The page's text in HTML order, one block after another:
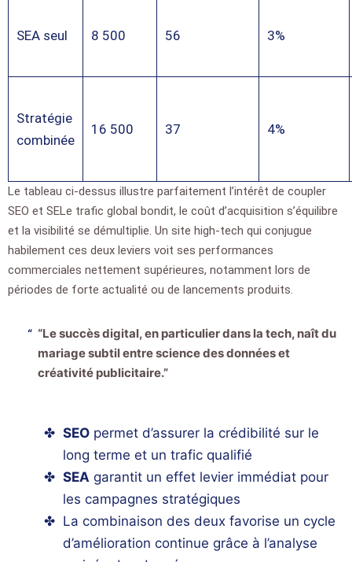
SEA seul 8 500 56 3%
Stratégie
combinée
16 500 37 4%
Le tableau ci-dessus illustre parfaitement l’intérêt de coupler
SEO et SELe trafic global bondit, le coût d’acquisition s’équilibre
et la visibilité se démultiplie. Un site high-tech qui conjugue
habilement ces deux leviers voit ses performances
commerciales nettement supérieures, notamment lors de
périodes de forte actualité ou de lancements produits.
“Le succès digital, en particulier dans la tech, naît du
mariage subtil entre science des données et
créativité publicitaire.”
SEO permet d’assurer la crédibilité sur le
long terme et un trafic qualifié
SEA garantit un effet levier immédiat pour
les campagnes stratégiques
La combinaison des deux favorise un cycle
d’amélioration continue grâce à l’analyse